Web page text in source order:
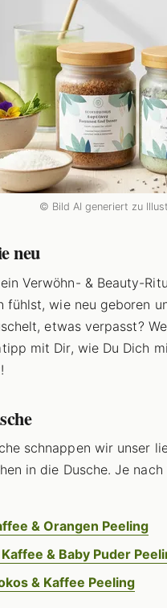
© Bild AI generiert zu
neu
Verwöhn- & Beauty-
fühlst, wie neu geboren
etwas verpasst?
mit Dir, wie Du Dich
schnappen wir unser
in die Dusche. Je
& Orangen Peeling
& Baby Puder
& Kaffee Peeling